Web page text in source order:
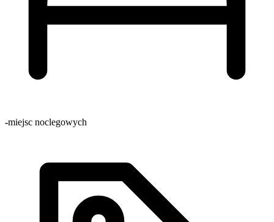
-miejsc noclegowych